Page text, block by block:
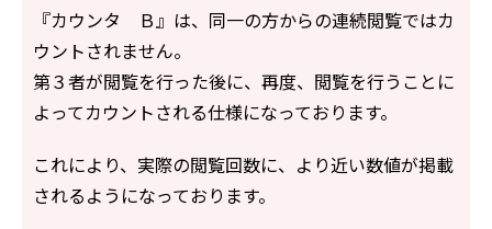
『カウンタ Ｂ』は、同一の方からの連続閲覧ではカ
ウントされません。
第３者が閲覧を行った後に、再度、閲覧を行うことに
よってカウントされる仕様になっております。
これにより、実際の閲覧回数に、より近い数値が掲載
されるようになっております。